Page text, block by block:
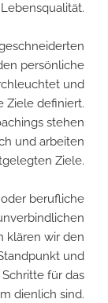
persönliche
und
Ziele definiert.
stehen
und arbeiten
Ziele.
berufliche
klären wir den
und
für das
dienlich sind.